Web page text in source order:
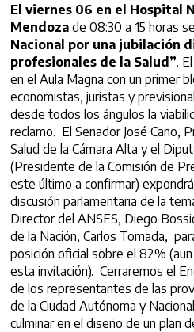
El viernes 06 en el Hospital
Mendoza de 08:30 a 15 horas
Nacional por una jubilación
profesionales de la Salud”.
en el Aula Magna con un primer
economistas, juristas y
desde todos los ángulos la
reclamo. El Senador José Cano,
Salud de la Cámara Alta y el
(Presidente de la Comisión de
este último a confirmar)
discusión parlamentaria de la
Director del ANSES, Diego
de la Nación, Carlos Tomada,
posición oficial sobre el 82%
esta invitación). Cerraremos el
de los representantes de las
de la Ciudad Autónoma y
culminar en el diseño de un plan